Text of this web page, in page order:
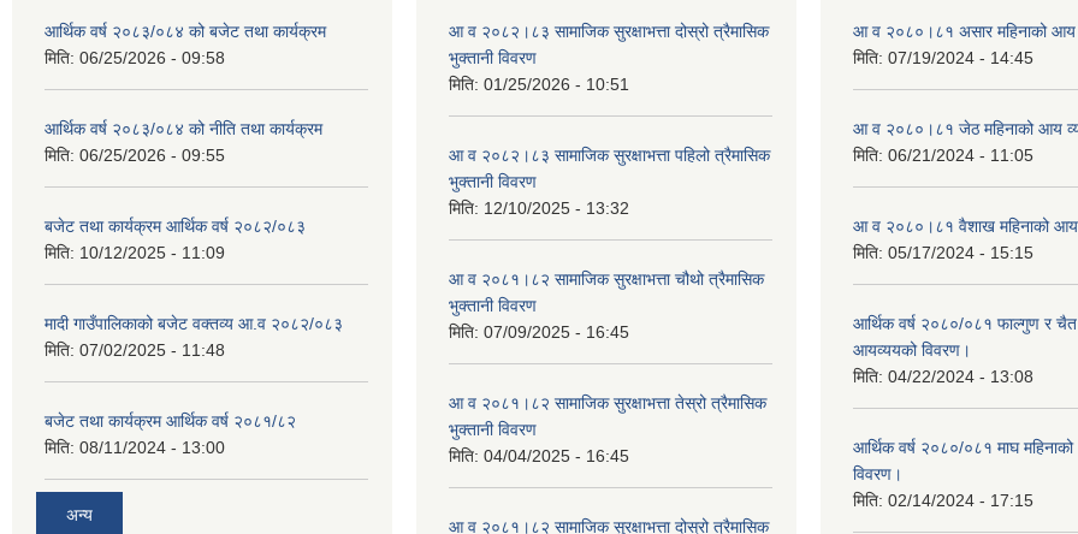
आर्थिक वर्ष २०८३/०८४ को बजेट तथा कार्यक्रम
मिति: 06/25/2026 - 09:58
आर्थिक वर्ष २०८३/०८४ को नीति तथा कार्यक्रम
मिति: 06/25/2026 - 09:55
बजेट तथा कार्यक्रम आर्थिक वर्ष २०८२/०८३
मिति: 10/12/2025 - 11:09
मादी गाउँपालिकाको बजेट वक्तव्य आ.व २०८२/०८३
मिति: 07/02/2025 - 11:48
बजेट तथा कार्यक्रम आर्थिक वर्ष २०८१/८२
मिति: 08/11/2024 - 13:00
अन्य
आ व २०८२।८३ सामाजिक सुरक्षाभत्ता दोस्रो त्रैमासिक
भुक्तानी विवरण
मिति: 01/25/2026 - 10:51
आ व २०८२।८३ सामाजिक सुरक्षाभत्ता पहिलो त्रैमासिक
भुक्तानी विवरण
मिति: 12/10/2025 - 13:32
आ व २०८१।८२ सामाजिक सुरक्षाभत्ता चौथो त्रैमासिक
भुक्तानी विवरण
मिति: 07/09/2025 - 16:45
आ व २०८१।८२ सामाजिक सुरक्षाभत्ता तेस्रो त्रैमासिक
भुक्तानी विवरण
मिति: 04/04/2025 - 16:45
आ व २०८१।८२ सामाजिक सुरक्षाभत्ता दोस्रो त्रैमासिक
आ व २०८०।८१ असार महिनाको आय
मिति: 07/19/2024 - 14:45
आ व २०८०।८१ जेठ महिनाको आय
मिति: 06/21/2024 - 11:05
आ व २०८०।८१ वैशाख महिनाको आय
मिति: 05/17/2024 - 15:15
आर्थिक वर्ष २०८०/०८१ फाल्गुण र चैत
आयव्ययको विवरण।
मिति: 04/22/2024 - 13:08
आर्थिक वर्ष २०८०/०८१ माघ
विवरण।
मिति: 02/14/2024 - 17:15